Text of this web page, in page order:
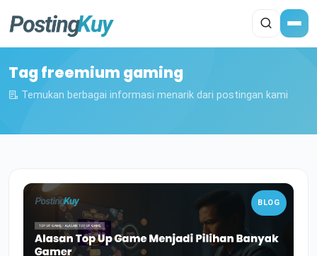
Tag freemium gaming
Temukan berbagai informasi menarik dari postingan kami
BLOG